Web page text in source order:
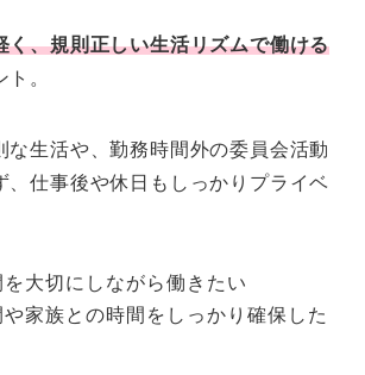
く、規則正しい生活リズムで働ける
。
な生活や、勤務時間外の委員会活動
、仕事後や休日もしっかりプライベ
を大切にしながら働きたい
家族との時間をしっかり確保した